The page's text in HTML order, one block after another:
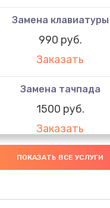
Замена клавиатуры
990 руб.
Заказать
Замена тачпада
1500 руб.
Заказать
Замена южного моста
Заказать
ПОКАЗАТЬ ВСЕ УСЛУГИ